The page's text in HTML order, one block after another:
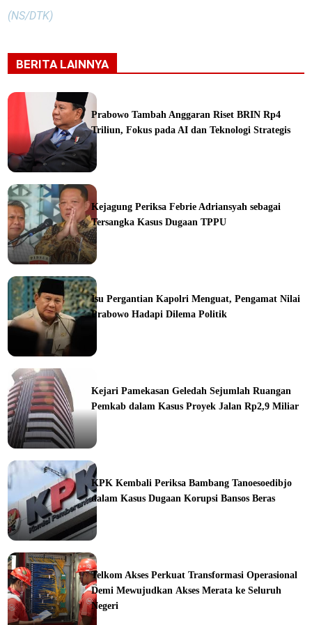
(NS/DTK)
BERITA LAINNYA
Prabowo Tambah Anggaran Riset BRIN Rp4
Triliun, Fokus pada AI dan Teknologi Strategis
Kejagung Periksa Febrie Adriansyah sebagai
Tersangka Kasus Dugaan TPPU
Isu Pergantian Kapolri Menguat, Pengamat Nilai
Prabowo Hadapi Dilema Politik
Kejari Pamekasan Geledah Sejumlah Ruangan
Pemkab dalam Kasus Proyek Jalan Rp2,9 Miliar
KPK Kembali Periksa Bambang Tanoesoedibjo
dalam Kasus Dugaan Korupsi Bansos Beras
Telkom Akses Perkuat Transformasi Operasional
Demi Mewujudkan Akses Merata ke Seluruh
Negeri